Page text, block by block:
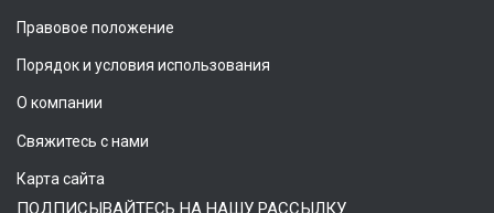
Правовое положение
Порядок и условия использования
О компании
Свяжитесь с нами
Карта сайта
ПОДПИСЫВАЙТЕСЬ НА НАШУ РАССЫЛКУ